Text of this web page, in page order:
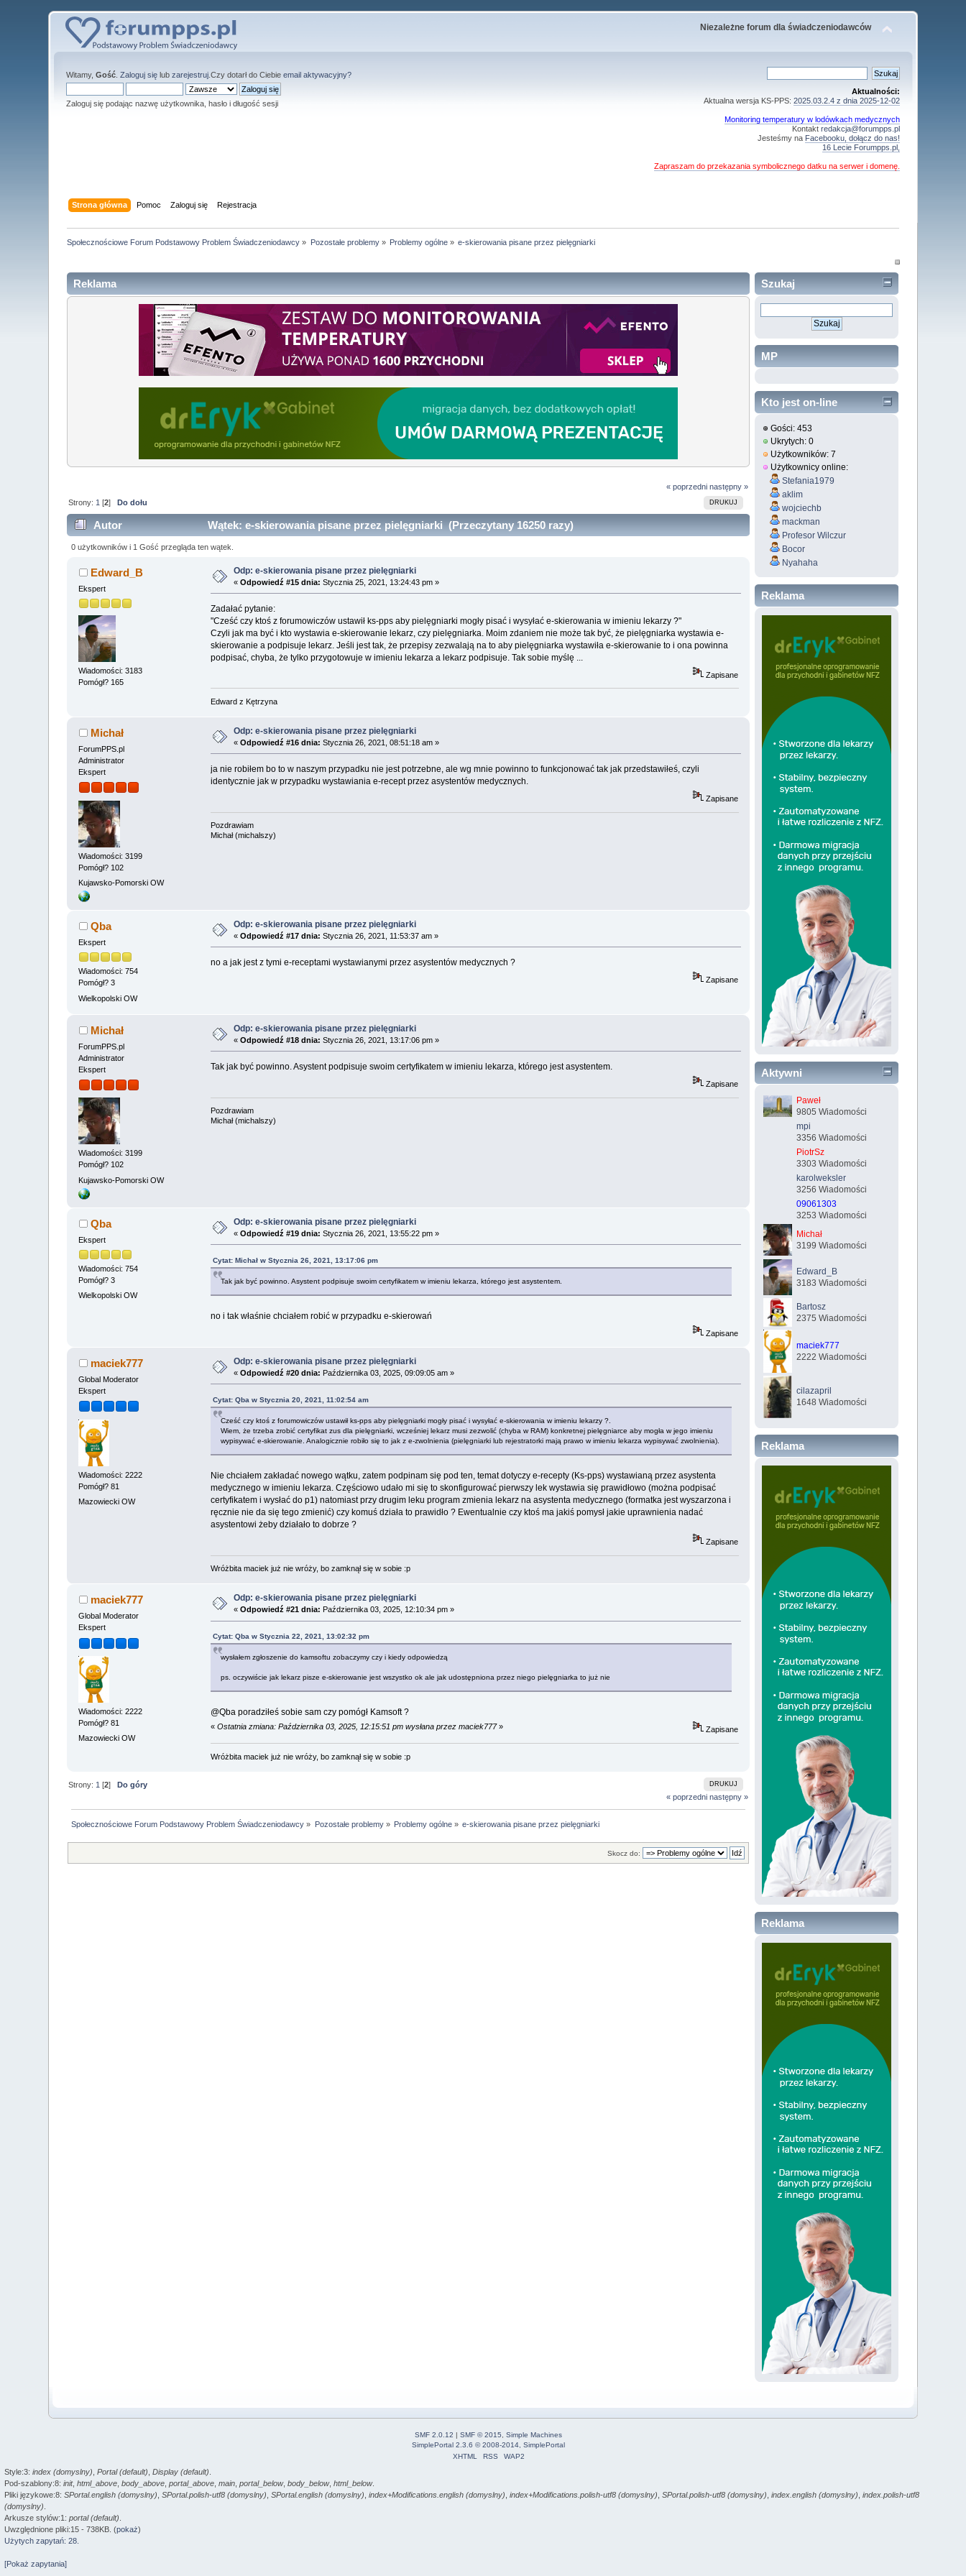
Niezależne forum dla świadczeniodawców
Witamy,Gość .Zaloguj się lubzarejestruj .Czy dotarł do Ciebieemail aktywacyjny?
Zaloguj się podając nazwę użytkownika, hasło i długość sesji
Aktualności:
Aktualna wersja KS-PPS: 2025.03.2.4 z dnia 2025-12-02
Monitoring temperatury w lodówkach medycznych
Kontakt redakcja@forumpps.pl
Jesteśmy na Facebooku, dołącz do nas!
16 Lecie Forumpps.pl,
Zapraszam do przekazania symbolicznego datku na serwer i domenę.
Strona główna Pomoc Zaloguj się Rejestracja
Społecznościowe Forum Podstawowy Problem Świadczeniodawcy » Pozostałe problemy» Problemy ogólne » e-skierowania pisane przez pielęgniarki
Reklama
« poprzedni następny »
DRUKUJ
Strony: 1 [2] Do dołu
Autor Wątek: e-skierowania pisane przez pielęgniarki (Przeczytany 16250 razy)
0 użytkowników i 1 Gość przegląda ten wątek.
Edward_B
Ekspert
Wiadomości: 3183
Pomógł? 165
Odp: e-skierowania pisane przez pielęgniarki
«Odpowiedź #15 dnia: Stycznia 25, 2021, 13:24:43 pm »
Zadałać pytanie:
"Cześć czy ktoś z forumowiczów ustawił ks-pps aby pielęgniarki mogły pisać i wysyłać e-skierowania w imieniu lekarzy ?"
Czyli jak ma być i kto wystawia e-skierowanie lekarz, czy pielęgniarka. Moim zdaniem nie może tak być, że pielęgniarka wystawia e-
skierowanie a podpisuje lekarz. Jeśli jest tak, że przepisy zezwalają na to aby pielęgniarka wystawiła e-skierowanie to i ona powinna
podpisać, chyba, że tylko przygotowuje w imieniu lekarza a lekarz podpisuje. Tak sobie myślę ...
Zapisane
Edward z Kętrzyna
Michał
ForumPPS.pl
Administrator
Ekspert
Wiadomości: 3199
Pomógł? 102
Kujawsko-Pomorski OW
Odp: e-skierowania pisane przez pielęgniarki
«Odpowiedź #16 dnia: Stycznia 26, 2021, 08:51:18 am »
ja nie robiłem bo to w naszym przypadku nie jest potrzebne, ale wg mnie powinno to funkcjonować tak jak przedstawiłeś, czyli
identycznie jak w przypadku wystawiania e-recept przez asystentów medycznych.
Zapisane
Pozdrawiam
Michał (michalszy)
Qba
Ekspert
Wiadomości: 754
Pomógł? 3
Wielkopolski OW
Odp: e-skierowania pisane przez pielęgniarki
«Odpowiedź #17 dnia: Stycznia 26, 2021, 11:53:37 am »
no a jak jest z tymi e-receptami wystawianymi przez asystentów medycznych ?
Zapisane
Michał
ForumPPS.pl
Administrator
Ekspert
Wiadomości: 3199
Pomógł? 102
Kujawsko-Pomorski OW
Odp: e-skierowania pisane przez pielęgniarki
«Odpowiedź #18 dnia: Stycznia 26, 2021, 13:17:06 pm »
Tak jak być powinno. Asystent podpisuje swoim certyfikatem w imieniu lekarza, którego jest asystentem.
Zapisane
Pozdrawiam
Michał (michalszy)
Qba
Ekspert
Wiadomości: 754
Pomógł? 3
Wielkopolski OW
Odp: e-skierowania pisane przez pielęgniarki
«Odpowiedź #19 dnia: Stycznia 26, 2021, 13:55:22 pm »
Cytat: Michał w Stycznia 26, 2021, 13:17:06 pm
Tak jak być powinno. Asystent podpisuje swoim certyfikatem w imieniu lekarza, którego jest asystentem.
no i tak właśnie chciałem robić w przypadku e-skierowań
Zapisane
maciek777
Global Moderator
Ekspert
Wiadomości: 2222
Pomógł? 81
Mazowiecki OW
Odp: e-skierowania pisane przez pielęgniarki
«Odpowiedź #20 dnia: Października 03, 2025, 09:09:05 am »
Cytat: Qba w Stycznia 20, 2021, 11:02:54 am
Cześć czy ktoś z forumowiczów ustawił ks-pps aby pielęgniarki mogły pisać i wysyłać e-skierowania w imieniu lekarzy ?.
Wiem, że trzeba zrobić certyfikat zus dla pielęgniarki, wcześniej lekarz musi zezwolić (chyba w RAM) konkretnej pielęgniarce aby mogła w jego imieniu
wypisywać e-skierowanie. Analogicznie robiło się to jak z e-zwolnienia (pielęgniarki lub rejestratorki mają prawo w imieniu lekarza wypisywać zwolnienia).
Nie chciałem zakładać nowego wątku, zatem podpinam się pod ten, temat dotyczy e-recepty (Ks-pps) wystawianą przez asystenta
medycznego w imieniu lekarza. Częściowo udało mi się to skonfigurować pierwszy lek wystawia się prawidłowo (można podpisać
certyfikatem i wysłać do p1) natomiast przy drugim leku program zmienia lekarz na asystenta medycznego (formatka jest wyszarzona i
ręcznie nie da się tego zmienić) czy komuś działa to prawidło ? Ewentualnie czy ktoś ma jakiś pomysł jakie uprawnienia nadać
asystentowi żeby działało to dobrze ?
Zapisane
Wróżbita maciek już nie wróży, bo zamknął się w sobie :p
maciek777
Global Moderator
Ekspert
Wiadomości: 2222
Pomógł? 81
Mazowiecki OW
Odp: e-skierowania pisane przez pielęgniarki
«Odpowiedź #21 dnia: Października 03, 2025, 12:10:34 pm »
Cytat: Qba w Stycznia 22, 2021, 13:02:32 pm
wysłałem zgłoszenie do kamsoftu zobaczymy czy i kiedy odpowiedzą
ps. oczywiście jak lekarz pisze e-skierowanie jest wszystko ok ale jak udostępniona przez niego pielęgniarka to już nie
@Qba poradziłeś sobie sam czy pomógł Kamsoft ?
« Ostatnia zmiana: Października 03, 2025, 12:15:51 pm wysłana przez maciek777» Zapisane
Wróżbita maciek już nie wróży, bo zamknął się w sobie :p
DRUKUJ
Strony: 1 [2]Do góry
« poprzedni następny »
Społecznościowe Forum Podstawowy Problem Świadczeniodawcy » Pozostałe problemy» Problemy ogólne » e-skierowania pisane przez pielęgniarki
Skocz do:
Szukaj
MP
Kto jest on-line
Gości: 453
Ukrytych: 0
Użytkowników: 7
Użytkownicy online:
Stefania1979
aklim
wojciechb
mackman
Profesor Wilczur
Bocor
Nyahaha
Reklama
Aktywni
Paweł
9805 Wiadomości
mpi
3356 Wiadomości
PiotrSz
3303 Wiadomości
karolweksler
3256 Wiadomości
09061303
3253 Wiadomości
Michał
3199 Wiadomości
Edward_B
3183 Wiadomości
Bartosz
2375 Wiadomości
maciek777
2222 Wiadomości
cilazapril
1648 Wiadomości
Reklama
Reklama
SMF 2.0.12 | SMF © 2015
Simple Machines
SimplePortal 2.3.6 © 2008-2014, SimplePortal
XHTML
RSS WAP2
Style:3: index (domyslny) Portal (default) Display (default)
Pod-szablony:8: init, html_above, body_above, portal_above, main, portal_below, body_below, html_below.
Pliki językowe:8: SPortal.english (domyslny) SPortal.polish-utf8 (domyslny) SPortal.english (domyslny) index+Modifications.english (domyslny) index+Modifications.polish-utf8 (domyslny) SPortal.polish-utf8 (domyslny) index.english (domyslny) index.polish-utf8
(domyslny)
Arkusze stylów:1: portal (default)
Uwzględnione pliki:15 - 738KB. (pokaż)
Użytych zapytań: 28.
[Pokaż zapytania]